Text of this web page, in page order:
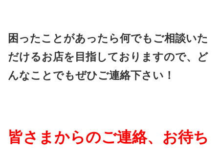
困ったことがあったら何でもご相談いた
だけるお店を目指しておりますので、ど
んなことでもぜひご連絡下さい！
皆さまからのご連絡、お待ち